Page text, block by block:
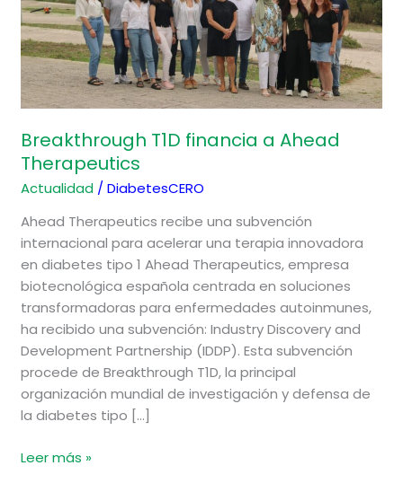
Breakthrough T1D financia a Ahead
Therapeutics
Actualidad /DiabetesCERO
Ahead Therapeutics recibe una subvención
internacional para acelerar una terapia innovadora
en diabetes tipo 1 Ahead Therapeutics, empresa
biotecnológica española centrada en soluciones
transformadoras para enfermedades autoinmunes,
ha recibido una subvención: Industry Discovery and
Development Partnership (IDDP). Esta subvención
procede de Breakthrough T1D, la principal
organización mundial de investigación y defensa de
la diabetes tipo […]
Leer más »